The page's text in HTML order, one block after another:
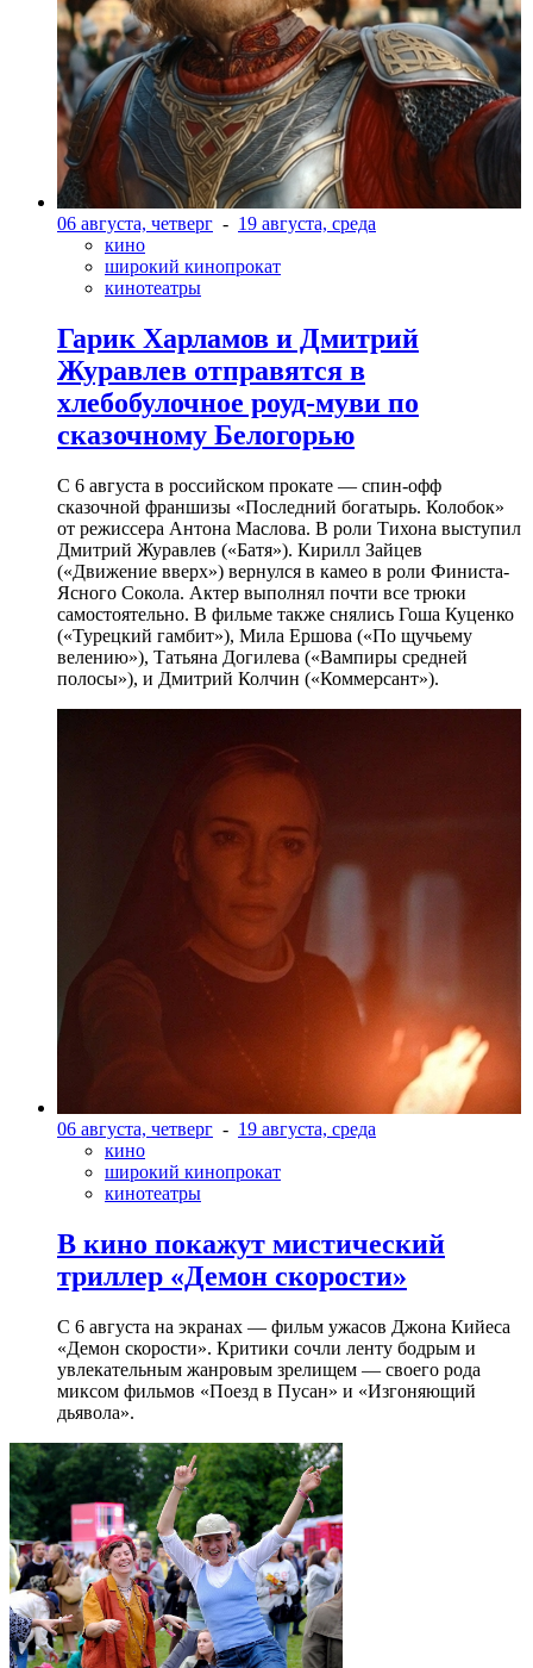
06 августа, четверг - 19 августа, среда
кино
широкий кинопрокат
кинотеатры
Гарик Харламов и Дмитрий
Журавлев отправятся в
хлебобулочное роуд-муви по
сказочному Белогорью
С 6 августа в российском прокате — спин-офф
сказочной франшизы «Последний богатырь. Колобок»
от режиссера Антона Маслова. В роли Тихона выступил
Дмитрий Журавлев («Батя»). Кирилл Зайцев
(«Движение вверх») вернулся в камео в роли Финиста-
Ясного Сокола. Актер выполнял почти все трюки
самостоятельно. В фильме также снялись Гоша Куценко
(«Турецкий гамбит»), Мила Ершова («По щучьему
велению»), Татьяна Догилева («Вампиры средней
полосы»), и Дмитрий Колчин («Коммерсант»).
06 августа, четверг - 19 августа, среда
кино
широкий кинопрокат
кинотеатры
В кино покажут мистический
триллер «Демон скорости»
С 6 августа на экранах — фильм ужасов Джона Кийеса
«Демон скорости». Критики сочли ленту бодрым и
увлекательным жанровым зрелищeм — своего рода
миксом фильмов «Поезд в Пусан» и «Изгоняющий
дьявола».